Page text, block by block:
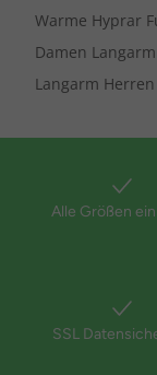
Warme Hyprar
Damen
Langarm Herren
Alle Größen
SSL